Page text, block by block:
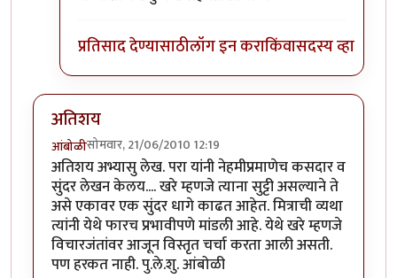
प्रतिसाद देण्यासाठीलॉग इन कराकिंवासदस्य व्हा
अतिशय
आंबोळीसोमवार, 21/06/2010 12:19
अतिशय अभ्यासु लेख. परा यांनी नेहमीप्रमाणेच कसदार व
सुंदर लेखन केलय.... खरे म्हणजे त्याना सुट्टी असल्याने ते
असे एकावर एक सुंदर धागे काढत आहेत. मित्राची व्यथा
त्यांनी येथे फारच प्रभावीपणे मांडली आहे. येथे खरे म्हणजे
विचारजंतांवर आजून विस्तृत चर्चा करता आली असती.
पण हरकत नाही. पु.ले.शु. आंबोळी